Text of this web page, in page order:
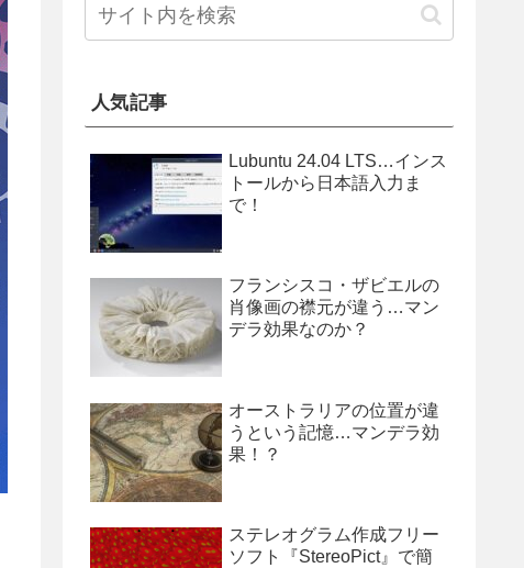
人気記事
Lubuntu 24.04 LTS…インス
トールから日本語入力ま
で！
フランシスコ・ザビエルの
肖像画の襟元が違う…マン
デラ効果なのか？
オーストラリアの位置が違
うという記憶…マンデラ効
果！？
ステレオグラム作成フリー
ソフト『StereoPict』で簡